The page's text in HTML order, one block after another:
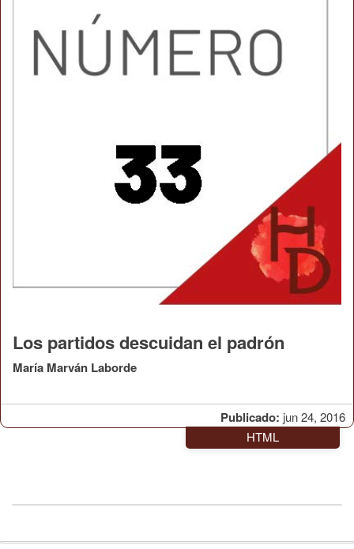
Publicado: jun 24, 2016
Los partidos descuidan el padrón
María Marván Laborde
HTML